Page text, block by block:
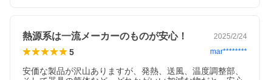
熱源系は一流メーカーのものが安心！ 2025/2/24
5 mar********
安価な製品が沢山ありますが、発熱、送風、温度調整部、